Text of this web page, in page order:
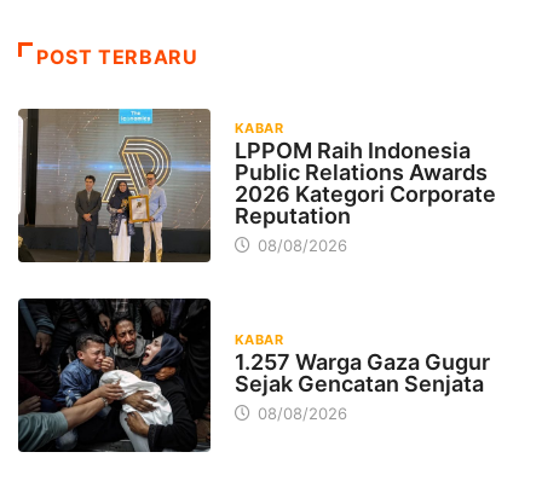
POST TERBARU
KABAR
LPPOM Raih Indonesia
Public Relations Awards
2026 Kategori Corporate
Reputation
08/08/2026
KABAR
1.257 Warga Gaza Gugur
Sejak Gencatan Senjata
08/08/2026